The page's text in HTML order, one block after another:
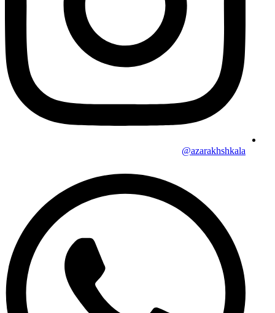
azarakhshkala@